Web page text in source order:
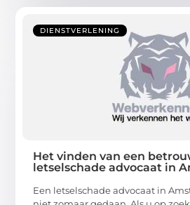
DIENSTVERLENING
Het vinden van een
letselschade advocaat in
Een letselschade advocaat in